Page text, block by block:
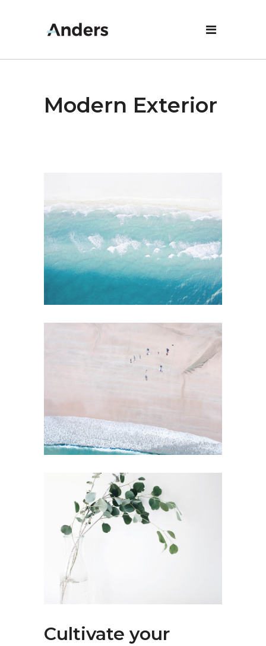
Modern Exterior
Cultivate your